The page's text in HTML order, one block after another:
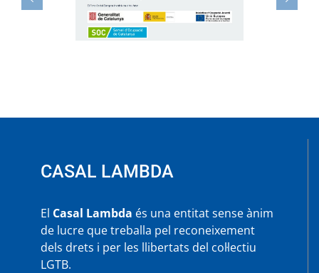
CASAL LAMBDA
El Casal Lambda és una entitat sense ànim
de lucre que treballa pel reconeixement
dels drets i per les llibertats del col·lectiu
LGTB.